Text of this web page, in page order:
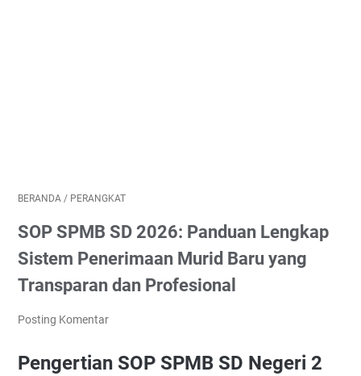
BERANDA / PERANGKAT
SOP SPMB SD 2026: Panduan Lengkap
Sistem Penerimaan Murid Baru yang
Transparan dan Profesional
Posting Komentar
Pengertian SOP SPMB SD Negeri 2